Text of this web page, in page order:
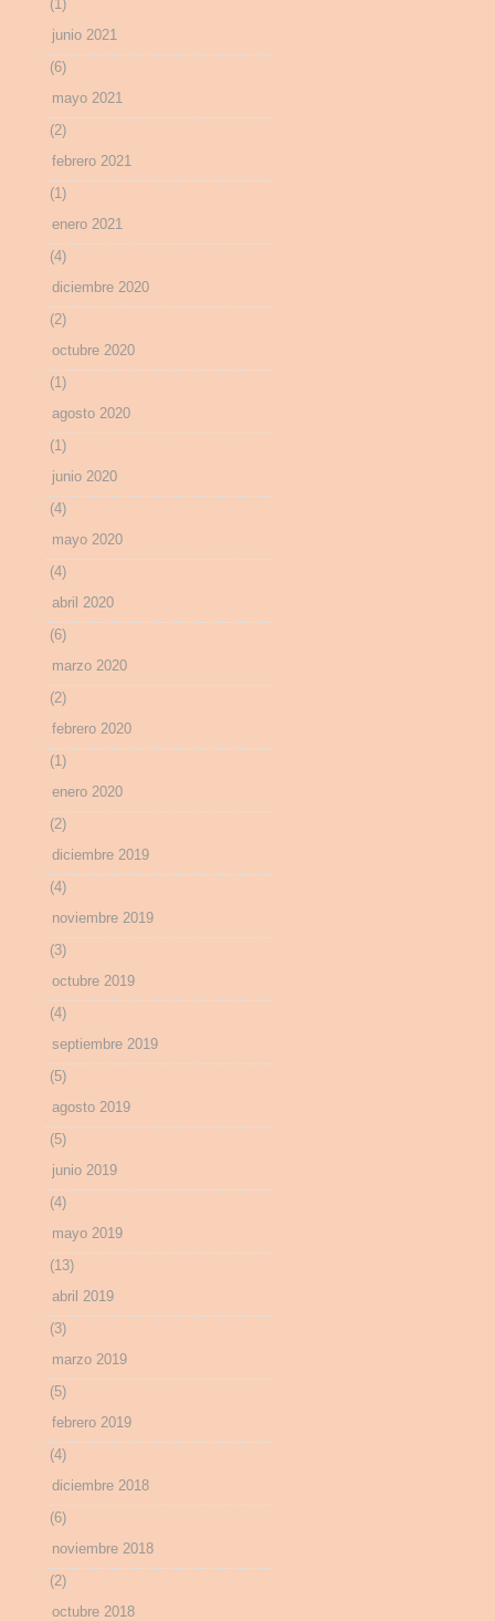
(1)
junio 2021
(6)
mayo 2021
(2)
febrero 2021
(1)
enero 2021
(4)
diciembre 2020
(2)
octubre 2020
(1)
agosto 2020
(1)
junio 2020
(4)
mayo 2020
(4)
abril 2020
(6)
marzo 2020
(2)
febrero 2020
(1)
enero 2020
(2)
diciembre 2019
(4)
noviembre 2019
(3)
octubre 2019
(4)
septiembre 2019
(5)
agosto 2019
(5)
junio 2019
(4)
mayo 2019
(13)
abril 2019
(3)
marzo 2019
(5)
febrero 2019
(4)
diciembre 2018
(6)
noviembre 2018
(2)
octubre 2018